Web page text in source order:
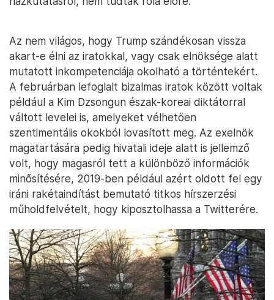
Az nem világos, hogy Trump szándékosan vissza
akart-e élni az iratokkal, vagy csak elnöksége alatt
mutatott inkompetenciája okolható a történtekért.
A februárban lefoglalt bizalmas iratok között voltak
például a Kim Dzsongun észak-koreai diktátorral
váltott levelei is, amelyeket vélhetően
szentimentális okokból lovasított meg. Az exelnök
magatartására pedig hivatali ideje alatt is jellemző
volt, hogy magasról tett a különböző információk
minősítésére, 2019-ben például azért oldott fel egy
iráni rakétaindítást bemutató titkos hírszerzési
műholdfelvételt, hogy kiposztolhassa a Twitterére.